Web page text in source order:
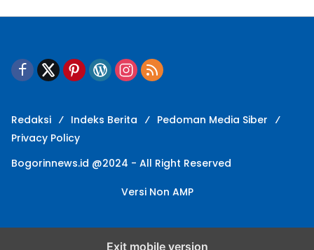
Redaksi Indeks Berita
Pedoman Media Siber
Privacy Policy
Bogorinnews.id @2024 - All Right Reserved
Versi Non AMP
Exit mobile version